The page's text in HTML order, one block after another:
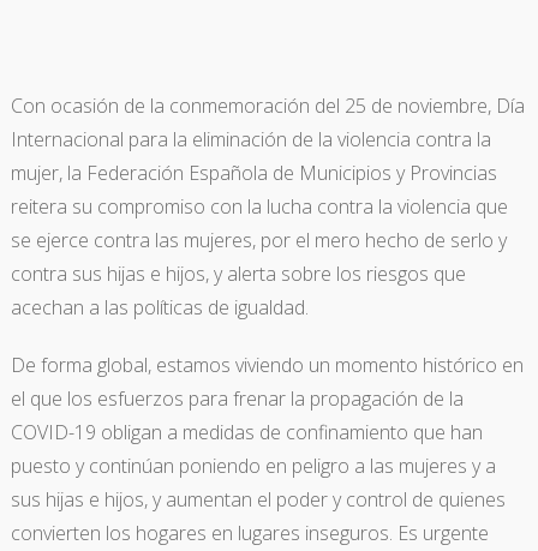
Con ocasión de la conmemoración del 25 de noviembre, Día
Internacional para la eliminación de la violencia contra la
mujer, la Federación Española de Municipios y Provincias
reitera su compromiso con la lucha contra la violencia que
se ejerce contra las mujeres, por el mero hecho de serlo y
contra sus hijas e hijos, y alerta sobre los riesgos que
acechan a las políticas de igualdad.
De forma global, estamos viviendo un momento histórico en
el que los esfuerzos para frenar la propagación de la
COVID-19 obligan a medidas de confinamiento que han
puesto y continúan poniendo en peligro a las mujeres y a
sus hijas e hijos, y aumentan el poder y control de quienes
convierten los hogares en lugares inseguros. Es urgente